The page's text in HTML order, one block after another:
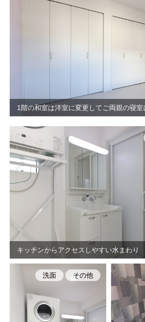
1階の和室は洋室に変更してご両親の寝室
キッチンからアクセスしやすい水まわり
洗面 その他